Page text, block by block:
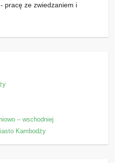
pracę ze zwiedzaniem i
– wschodniej
Kambodży